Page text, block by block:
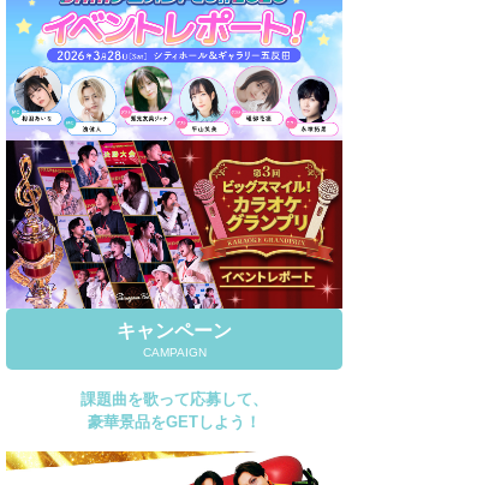
家族や友達と一緒に！練習にも！
キャンペーン
CAMPAIGN
課題曲を歌って応募して、
豪華景品をGETしよう！